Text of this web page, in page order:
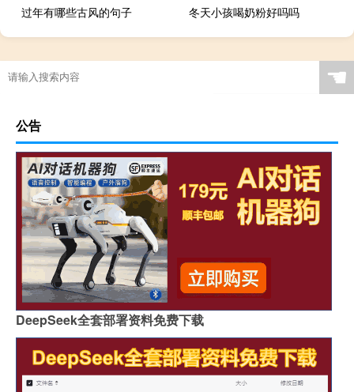
过年有哪些古风的句子
冬天小孩喝奶粉好吗吗
☚
公告
DeepSeek全套部署资料免费下载